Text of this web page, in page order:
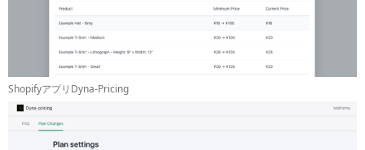
ShopifyアプリDyna-Pricing